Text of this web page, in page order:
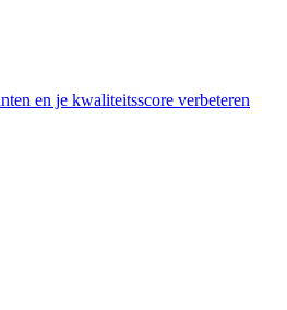
en je kwaliteitsscore verbeteren